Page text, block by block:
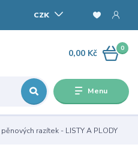
Menu
CZK
0
0,00 Kč
razítek - LISTY A PLODY